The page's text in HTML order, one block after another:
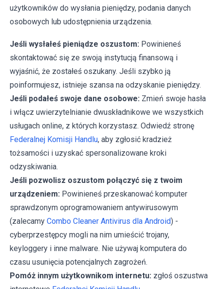
użytkowników do wysłania pieniędzy, podania danych
osobowych lub udostępnienia urządzenia.
Jeśli wysłałeś pieniądze oszustom: Powinieneś
skontaktować się ze swoją instytucją finansową i
wyjaśnić, że zostałeś oszukany. Jeśli szybko ją
poinformujesz, istnieje szansa na odzyskanie pieniędzy.
Jeśli podałeś swoje dane osobowe: Zmień swoje hasła
i włącz uwierzytelnianie dwuskładnikowe we wszystkich
usługach online, z których korzystasz. Odwiedź stronę
Federalnej Komisji Handlu, aby zgłosić kradzież
tożsamości i uzyskać spersonalizowane kroki
odzyskiwania.
Jeśli pozwolisz oszustom połączyć się z twoim
urządzeniem: Powinieneś przeskanować komputer
sprawdzonym oprogramowaniem antywirusowym
(zalecamy Combo Cleaner Antivirus dla Android) -
cyberprzestępcy mogli na nim umieścić trojany,
keyloggery i inne malware. Nie używaj komputera do
czasu usunięcia potencjalnych zagrożeń.
Pomóż innym użytkownikom internetu: zgłoś oszustwa